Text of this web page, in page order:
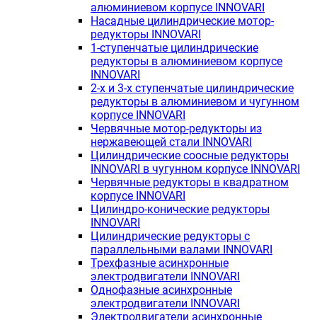
алюминиевом корпусе INNOVARI
Насадные цилиндрические мотор-
редукторы INNOVARI
1-ступенчатые цилиндрические
редукторы в алюминиевом корпусе
INNOVARI
2-х и 3-х ступенчатые цилиндрические
редукторы в алюминиевом и чугунном
корпусе INNOVARI
Червячные мотор-редукторы из
нержавеющей стали INNOVARI
Цилиндрические соосные редукторы
INNOVARI в чугунном корпусе INNOVARI
Червячные редукторы в квадратном
корпусе INNOVARI
Цилиндро-конические редукторы
INNOVARI
Цилиндрические редукторы с
параллельными валами INNOVARI
Трехфазные асинхронные
электродвигатели INNOVARI
Однофазные асинхронные
электродвигатели INNOVARI
Электродвигатели асинхронные